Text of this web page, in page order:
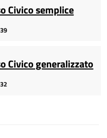
Civico semplice
Civico generalizzato